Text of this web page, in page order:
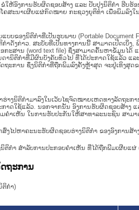
ອົງ​ການ​ຮັບ​ຜິດ​ຊອບ​ສ້າງ ແລະ ປັບ​ປຸງນິ​ຕິ​ກຳ ຮີບຮ້
ສະນາເຜີຍແຜ່ກົດໝາຍ ກະຊວງຍຸຕິທໍາ ເພື່ອພິມລົງ
ຂອງນິຕິກໍາທີ່ເປັນຮູບພາບ (Portable Document
ງກ່າວ. ສະບັບທີ່ເປັນທາງການນີ້ ສາມາດເປີດເບິ່ງ,
ະສານ (word text file) ຊຶ່ງສາມາດຄົ້ນຫາຂໍ້ມູນໄດ້
ນິຕິກຳທີ່ມີຜົນບັງຄັບທົ່ວໄປ ທີ່ໄດ້ປະກາດໃຊ້ແລ້ວ
ະການ ຊຶ່ງນິຕິກຳທີ່ຖືກພິມລົງຄັ້ງຫຼ້າສຸດ ຈະຢູ່ເທິງສຸດຂ
າງນິຕິກຳມາລົງໃນ​ເວັບ​ໄຊຈົດໝາຍເຫດທາງລັດຖະ
ໃຊ້ແລ້ວ. ນອກຈາກນັ້ນ ອົງການຮັບຜິດຊອບສ້າງ ແລ
າເຫັນ ໃນການຮັບປະກັນໃຫ້ສາທາລະນະຊົນ ສາມາ
ໄປຫາຄະນະຮັບຜິດຊອບຮ່າງນິຕິກຳ ຂອງອົງການສ້າ
ຕິກໍາ ສໍາລັບການປະກອບຄຳເຫັນ ທີ່ໄດ້ຖືກພີມເຜີຍແ
ຖະການ
ຕິກໍາ)